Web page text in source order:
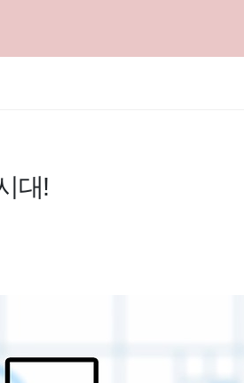
대!